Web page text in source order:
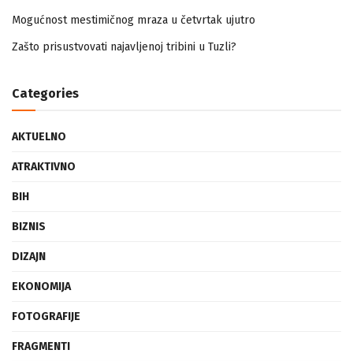
Mogućnost mestimičnog mraza u četvrtak ujutro
Zašto prisustvovati najavljenoj tribini u Tuzli?
Categories
AKTUELNO
ATRAKTIVNO
BIH
BIZNIS
DIZAJN
EKONOMIJA
FOTOGRAFIJE
FRAGMENTI